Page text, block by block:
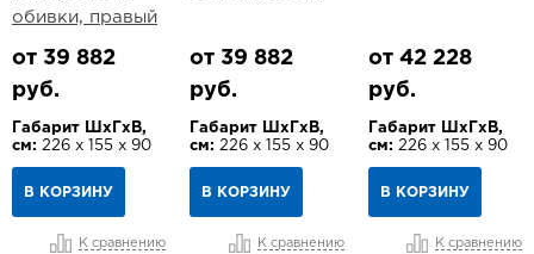
обивки, правый
от 39 882
руб.
Габарит ШхГхВ,
см: 226 х 155 х 90
В КОРЗИНУ
К сравнению
от 39 882
руб.
Габарит ШхГхВ,
см: 226 х 155 х 90
В КОРЗИНУ
К сравнению
от 42 228
руб.
Габарит ШхГхВ,
см: 226 х 155 х 90
В КОРЗИНУ
К сравнению